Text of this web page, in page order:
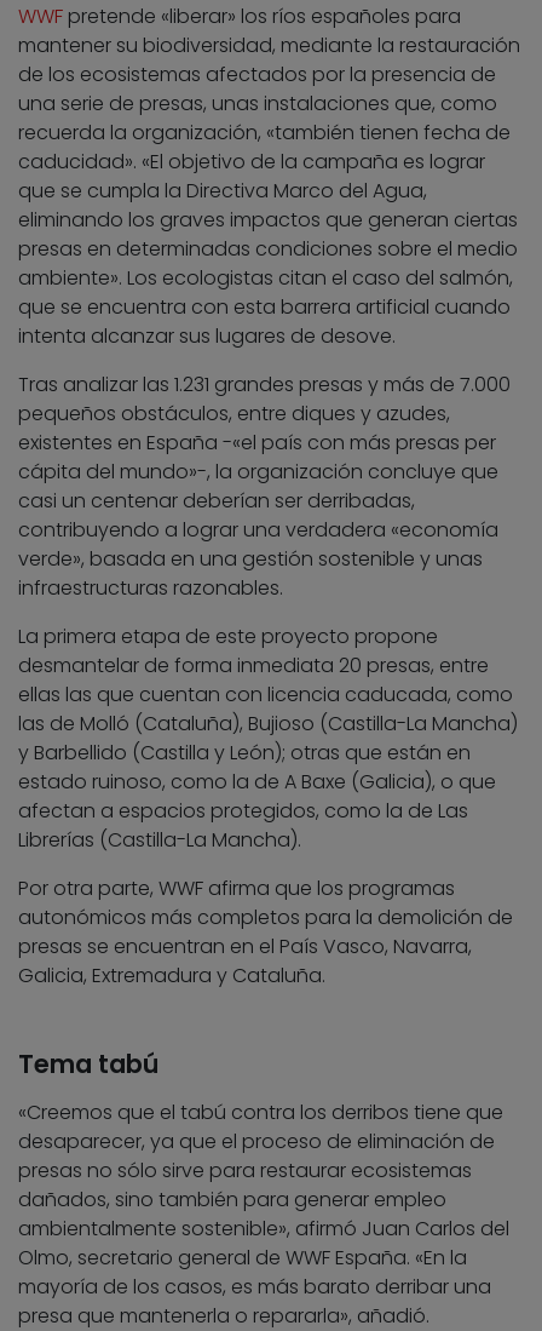
WWF pretende «liberar» los ríos españoles para
mantener su biodiversidad, mediante la restauración
de los ecosistemas afectados por la presencia de
una serie de presas, unas instalaciones que, como
recuerda la organización, «también tienen fecha de
caducidad». «El objetivo de la campaña es lograr
que se cumpla la Directiva Marco del Agua,
eliminando los graves impactos que generan ciertas
presas en determinadas condiciones sobre el medio
ambiente». Los ecologistas citan el caso del salmón,
que se encuentra con esta barrera artificial cuando
intenta alcanzar sus lugares de desove.
Tras analizar las 1.231 grandes presas y más de 7.000
pequeños obstáculos, entre diques y azudes,
existentes en España -«el país con más presas per
cápita del mundo»-, la organización concluye que
casi un centenar deberían ser derribadas,
contribuyendo a lograr una verdadera «economía
verde», basada en una gestión sostenible y unas
infraestructuras razonables.
La primera etapa de este proyecto propone
desmantelar de forma inmediata 20 presas, entre
ellas las que cuentan con licencia caducada, como
las de Molló (Cataluña), Bujioso (Castilla-La Mancha)
y Barbellido (Castilla y León); otras que están en
estado ruinoso, como la de A Baxe (Galicia), o que
afectan a espacios protegidos, como la de Las
Librerías (Castilla-La Mancha).
Por otra parte, WWF afirma que los programas
autonómicos más completos para la demolición de
presas se encuentran en el País Vasco, Navarra,
Galicia, Extremadura y Cataluña.
Tema tabú
«Creemos que el tabú contra los derribos tiene que
desaparecer, ya que el proceso de eliminación de
presas no sólo sirve para restaurar ecosistemas
dañados, sino también para generar empleo
ambientalmente sostenible», afirmó Juan Carlos del
Olmo, secretario general de WWF España. «En la
mayoría de los casos, es más barato derribar una
presa que mantenerla o repararla», añadió.